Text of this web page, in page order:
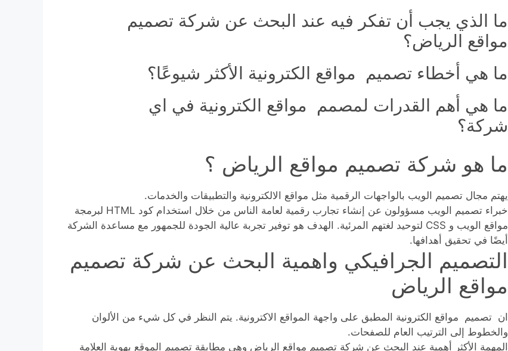
ما الذي يجب أن تفكر فيه عند البحث عن شركة تصميم
مواقع الرياض؟
ما هي أخطاء تصميم مواقع الكترونية الأكثر شيوعًا؟
ما هي أهم القدرات لمصمم مواقع الكترونية في اي
شركة؟
ما هو شركة تصميم مواقع الرياض ؟
يهتم مجال تصميم الويب بالواجهات الرقمية مثل مواقع الالكترونية والتطبيقات والخدمات.
خبراء تصميم الويب مسؤولون عن إنشاء تجارب رقمية لعامة الناس من خلال استخدام كود HTML لبرمجة
مواقع الويب و CSS لتوحيد لغتهم المرئية. الهدف هو توفير تجربة عالية الجودة للجمهور مع مساعدة الشركة
أيضًا في تحقيق أهدافها.
التصميم الجرافيكي واهمية البحث عن شركة تصميم
مواقع الرياض
ان تصميم مواقع الكترونية المطبق على واجهة المواقع الاكترونية. يتم النظر في كل شيء من الألوان
والخطوط إلى الترتيب العام للصفحات.
المهمة الأكثر أهمية عند البحث عن شركة تصميم مواقع الرياض وهي مطابقة تصميم الموقع بهوية العلامة